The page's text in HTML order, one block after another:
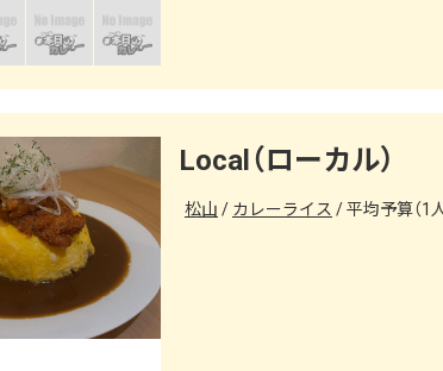
Local（ローカル）
松山 カレーライス 平均予算（1